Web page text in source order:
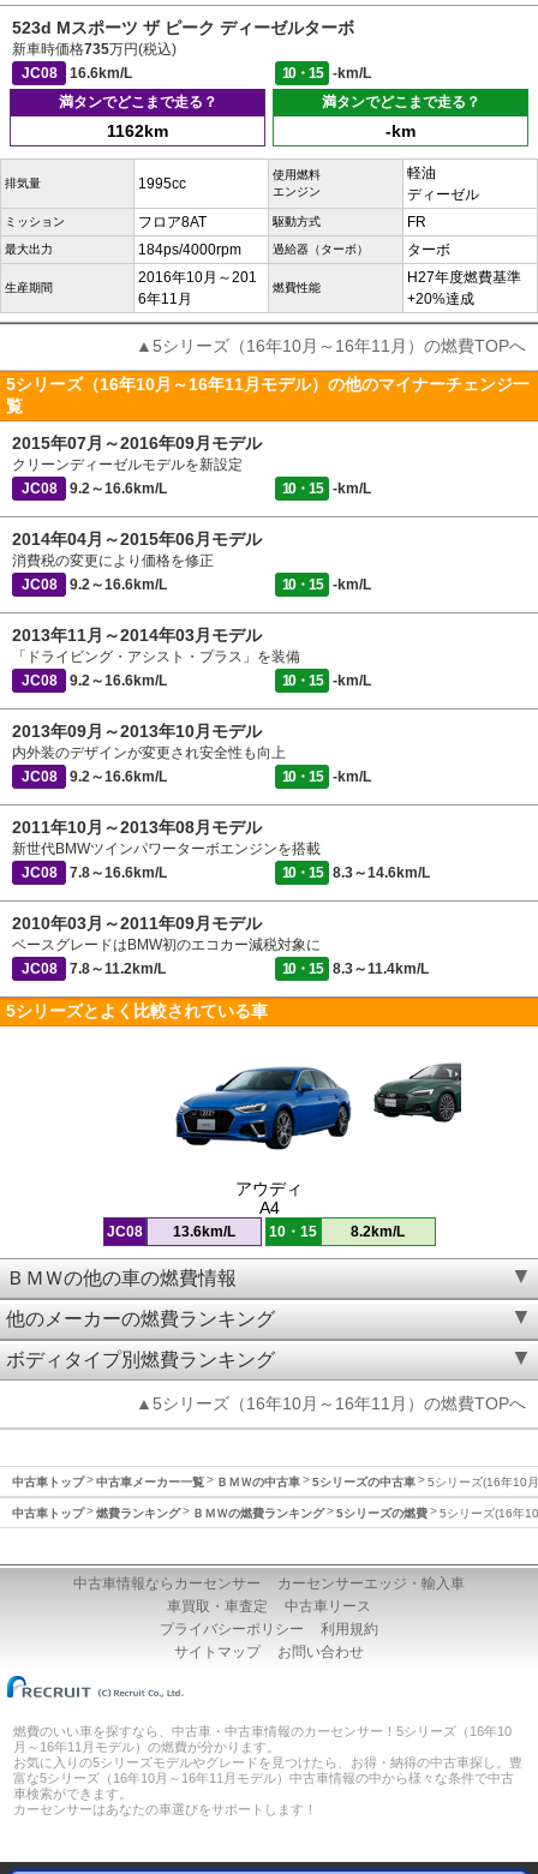
523d Mスポーツ ザ ピーク ディーゼルターボ
新車時価格735万円(税込)
JC08
16.6km/L 10・15
-km/L
満タンでどこまで走る？
1162km
満タンでどこまで走る？
-km
排気量 1995cc
使用燃料
エンジン
軽油
ディーゼル
ミッション フロア8AT 駆動方式 FR
最大出力 184ps/4000rpm 過給器（ターボ） ターボ
生産期間
2016年10月～201
6年11月
燃費性能
H27年度燃費基準
+20%達成
▲5シリーズ（16年10月～16年11月）の燃費TOPへ
5シリーズ（16年10月～16年11月モデル）の他のマイナーチェンジ一
覧
2015年07月～2016年09月モデル
クリーンディーゼルモデルを新設定
JC08
9.2～16.6km/L 10・15 -km/L
2014年04月～2015年06月モデル
消費税の変更により価格を修正
JC08
9.2～16.6km/L 10・15 -km/L
2013年11月～2014年03月モデル
「ドライビング・アシスト・プラス」を装備
JC08
9.2～16.6km/L 10・15 -km/L
2013年09月～2013年10月モデル
内外装のデザインが変更され安全性も向上
JC08
9.2～16.6km/L 10・15 -km/L
2011年10月～2013年08月モデル
新世代BMWツインパワーターボエンジンを搭載
JC08
7.8～16.6km/L 10・15 8.3～14.6km/L
2010年03月～2011年09月モデル
ベースグレードはBMW初のエコカー減税対象に
JC08
7.8～11.2km/L 10・15 8.3～11.4km/L
5シリーズとよく比較されている車
アウディ
A4
JC08 13.6km/L 10・15 8.2km/L
ＢＭＷの他の車の燃費情報
他のメーカーの燃費ランキング
ボディタイプ別燃費ランキング
▲5シリーズ（16年10月～16年11月）の燃費TOPへ
中古車トップ 中古車メーカー一覧 ＢＭＷの中古車 5シリーズの中古車 5シリーズ(16年10
中古車トップ 燃費ランキング ＢＭＷの燃費ランキング 5シリーズの燃費 5シリーズ(16年
中古車情報ならカーセンサー
カーセンサーエッジ・輸入車
車買取・車査定
中古車リース
プライバシーポリシー
利用規約
サイトマップ
お問い合わせ
燃費のいい車を探すなら、中古車・中古車情報のカーセンサー！5シリーズ（16年10
月～16年11月モデル）の燃費が分かります。
お気に入りの5シリーズモデルやグレードを見つけたら、お得・納得の中古車探し。豊
富な5シリーズ（16年10月～16年11月モデル）中古車情報の中から様々な条件で中古
車検索ができます。
カーセンサーはあなたの車選びをサポートします！